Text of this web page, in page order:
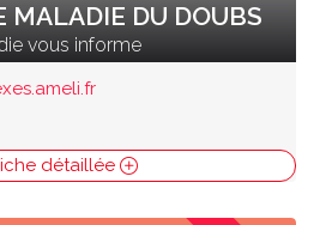
MALADIE DU DOUBS
vous informe
détaillée